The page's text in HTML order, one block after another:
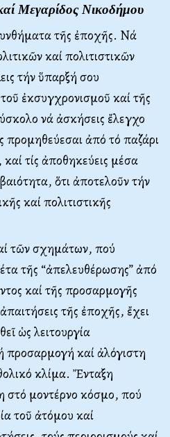
Μεγαρίδος Νικοδήμου
τῆς ἐποχῆς. Νά
καί πολιτιστικῶν
τήν ὕπαρξή σου
ἐκσυγχρονισμοῦ καί τῆς
νά ἀσκήσεις ἔλεγχο
προμηθεύεσαι ἀπό τό παζάρι
τίς ἀποθηκεύεις μέσα
ὅτι ἀποτελοῦν τήν
καί πολιτιστικῆς
τῶν σχημάτων, πού
τῆς “ἀπελευθέρωσης” ἀπό
καί τῆς προσαρμογῆς
τῆς ἐποχῆς, ἔχει
ὡς λειτουργία
καί ἀλόγιστη
κλίμα. Ἔνταξη
στό μοντέρνο κόσμο, πού
τοῦ ἀτόμου καί